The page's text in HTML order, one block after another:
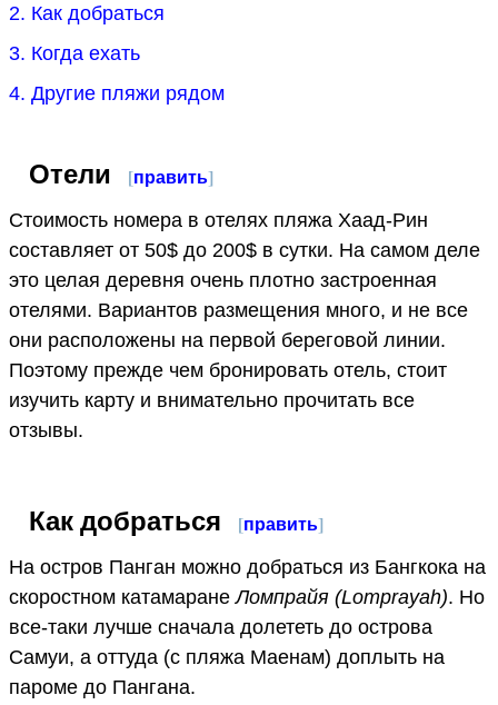
2. Как добраться
3. Когда ехать
4. Другие пляжи рядом
Отели [править]
Стоимость номера в отелях пляжа Хаад-Рин
составляет от 50$ до 200$ в сутки. На самом деле
это целая деревня очень плотно застроенная
отелями. Вариантов размещения много, и не все
они расположены на первой береговой линии.
Поэтому прежде чем бронировать отель, стоит
изучить карту и внимательно прочитать все
отзывы.
Как добраться [править]
На остров Панган можно добраться из Бангкока на
скоростном катамаранеЛомпрайя (Lomprayah). Но
все-таки лучше сначала долететь до острова
Самуи, а оттуда (с пляжа Маенам) доплыть на
пароме до Пангана.